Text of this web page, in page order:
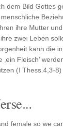
dem Bild Gottes
ihre Mutter
zwei Leben
kann die
Fleisch’
(I Thess.4,3-
female so we